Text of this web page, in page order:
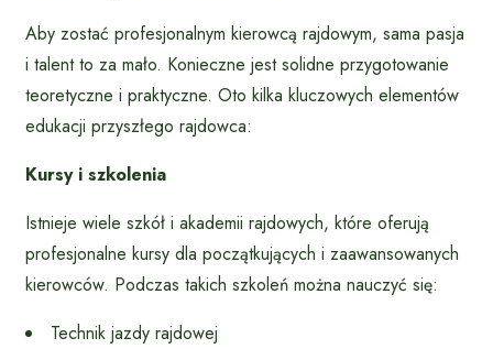
Aby zostać profesjonalnym kierowcą rajdowym, sama pasja
i talent to za mało. Konieczne jest solidne przygotowanie
teoretyczne i praktyczne. Oto kilka kluczowych elementów
edukacji przyszłego rajdowca:
Kursy i szkolenia
Istnieje wiele szkół i akademii rajdowych, które oferują
profesjonalne kursy dla początkujących i zaawansowanych
kierowców. Podczas takich szkoleń można nauczyć się:
Technik jazdy rajdowej